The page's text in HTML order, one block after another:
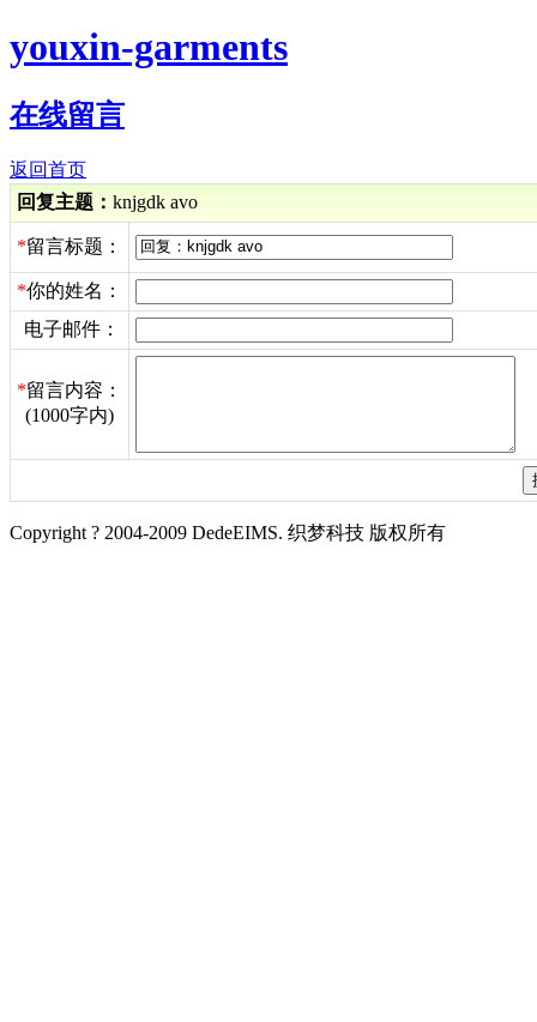
youxin-garments
在线留言
返回首页
回复主题： knjgdk avo
*留言标题：
*你的姓名：
电子邮件：
*留言内容：
(1000字内)
Copyright ? 2004-2009 DedeEIMS. 织梦科技 版权所有